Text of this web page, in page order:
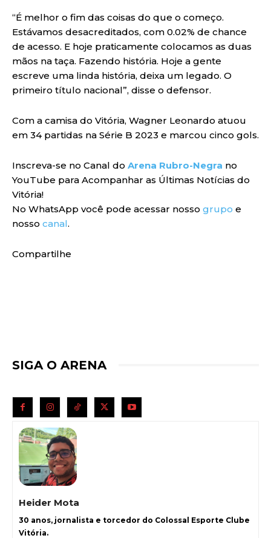
“É melhor o fim das coisas do que o começo.
Estávamos desacreditados, com 0.02% de chance
de acesso. E hoje praticamente colocamos as duas
mãos na taça. Fazendo história. Hoje a gente
escreve uma linda história, deixa um legado. O
primeiro título nacional”, disse o defensor.
Com a camisa do Vitória, Wagner Leonardo atuou
em 34 partidas na Série B 2023 e marcou cinco gols.
Inscreva-se no Canal do Arena Rubro-Negra no
YouTube para Acompanhar as Últimas Notícias do
Vitória!
No WhatsApp você pode acessar nosso grupo e
nosso canal.
Compartilhe
SIGA O ARENA
Heider Mota
30 anos, jornalista e torcedor do Colossal Esporte Clube
Vitória.